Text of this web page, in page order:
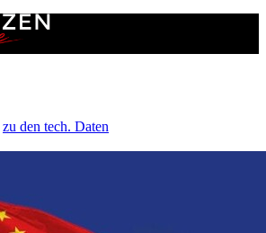
zu den tech. Daten